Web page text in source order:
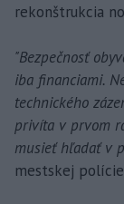
rekonštrukcia
"Bezpečnosť
iba financiami.
technického
privíta v prvom
musieť hľadať v
mestskej